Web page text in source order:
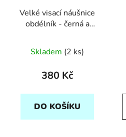
Velké visací náušnice
obdélník - černá a
Skladem (2 ks)
380 Kč
DO KOŠÍKU